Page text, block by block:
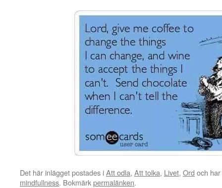
Det här inlägget postades iAtt odla, Att tolka, Livet, Ord och
mindfullness. Bokmärkpermalänken.